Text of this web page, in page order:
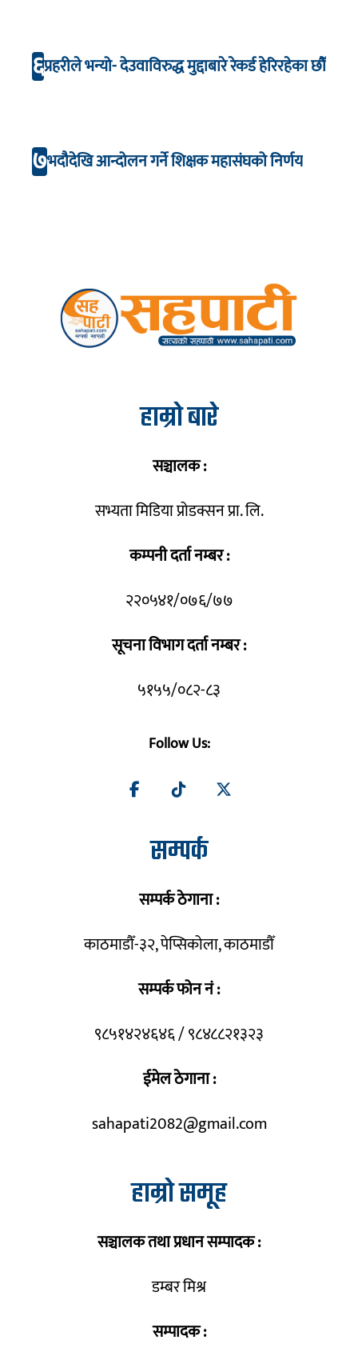
६प्रहरीले भन्यो- देउवाविरुद्ध मुद्दाबारे रेकर्ड हेरिरहेका छौँ
७भदौदेखि आन्दोलन गर्ने शिक्षक महासंघको निर्णय
हाम्रो बारे
सञ्चालक :
सभ्यता मिडिया प्रोडक्सन प्रा. लि.
कम्पनी दर्ता नम्बर :
२२०५४१/०७६/७७
सूचना विभाग दर्ता नम्बर :
५१५५/०८२-८३
Follow Us:
सम्पर्क
सम्पर्क ठेगाना :
काठमाडौँ-३२, पेप्सिकोला, काठमाडौँ
सम्पर्क फोन नं :
९८५१४२४६४६ / ९८४८८२१३२३
ईमेल ठेगाना :
sahapati2082@gmail.com
हाम्रो समूह
सञ्चालक तथा प्रधान सम्पादक :
डम्बर मिश्र
सम्पादक :